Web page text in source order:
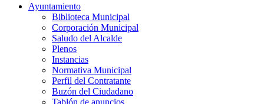
Ayuntamiento
Biblioteca Municipal
Corporación Municipal
Saludo del Alcalde
Plenos
Instancias
Normativa Municipal
Perfil del Contratante
Buzón del Ciudadano
Tablón de anuncios